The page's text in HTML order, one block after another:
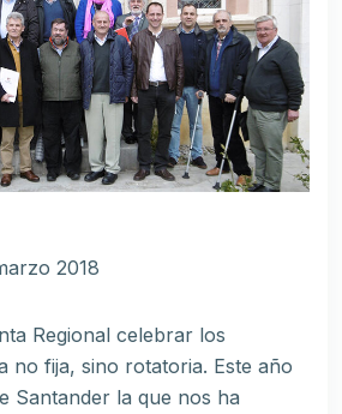
2018
Regional celebrar los
no fija, sino rotatoria. Este año
Santander la que nos ha